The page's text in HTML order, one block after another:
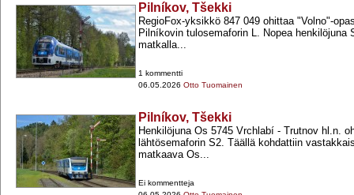
Pilníkov, Tšekki
RegioFox-​yksikkö 847 049 ohittaa "Volno"-​
Pilníkovin tulosemaforin L. Nopea henkilöjuna
matkalla...
1 kommentti
06.05.2026 Otto Tuomainen
Pilníkov, Tšekki
Henkilöjuna Os 5745 Vrchlabí -​ Trutnov hl.n.
lähtösemaforin S2. Täällä kohdattiin
matkaava Os...
Ei kommentteja